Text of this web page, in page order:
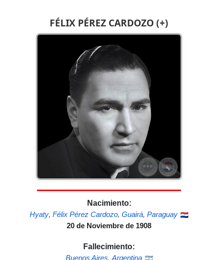
FÉLIX PÉREZ CARDOZO (+)
Nacimiento:
Hyaty, Félix Pérez Cardozo, Guairá, Paraguay
20 de Noviembre de 1908
Fallecimiento:
Buenos Aires, Argentina